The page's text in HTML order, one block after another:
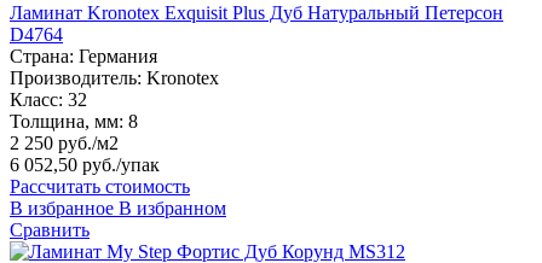
Ламинат Kronotex Exquisit Plus Дуб Натуральный Петерсон
D4764
Страна: Германия
Производитель: Kronotex
Класс: 32
Толщина, мм: 8
2 250 руб./м2
6 052,50 руб./упак
Рассчитать стоимость
В избранное В избранном
Сравнить